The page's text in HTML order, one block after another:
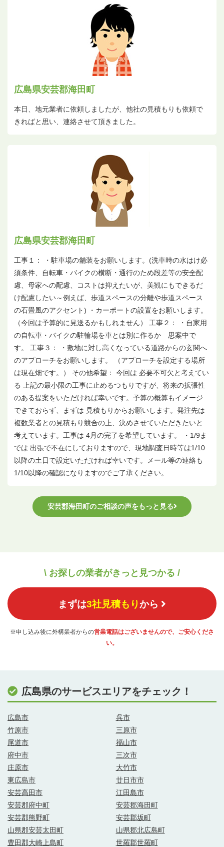
広島県安芸郡海田町
本日、地元業者に依頼しましたが、他社の見積もりも依頼で
きればと思い、連絡させて頂きました。
広島県安芸郡海田町
工事１： ・駐車場の舗装をお願いします。(洗車時の水はけ必
須条件、自転車・バイクの横断・通行のため段差等の安全配
慮、母家への配慮、コストは抑えたいが、美観にもできるだ
け配慮したい～例えば、歩道スペースの分離や歩道スペース
の石畳風のアクセント) ・カーポートの設置をお願いします。
（今回は予算的に見送るかもしれません） 工事２： ・自家用
の自転車・バイクの駐輪場を車とは別に作るか 思案中で
す。 工事３： ・敷地に対し高くなっている道路からの玄関へ
のアプローチをお願いします。 （アプローチを設定する場所
は現在畑です。） その他希望： 今回は 必要不可欠と考えてい
る 上記の最小限の工事に止めるつもりですが、将来の拡張性
のある提案をいただければ幸いです。予算の概算もイメージ
できておらず、まずは 見積もりからお願いします。発注先は
複数業者との見積もり競合の上、決めさせていただきたいと
考えています。工事は 4月の完了を希望しています。 ・1/9ま
では 出張で不在にしておりますので、現地調査日時等は1/10
以降の土日で設定いただければ幸いです。メール等の連絡も
1/10以降の確認になりますのでご了承ください。
安芸郡海田町のご相談の声をもっと見る
\ お探しの業者がきっと見つかる /
まずは3社見積もりから
※申し込み後に外構業者からの営業電話はございませんので、ご安心くださ
い。
広島県のサービスエリアをチェック！
広島市
呉市
竹原市
三原市
尾道市
福山市
府中市
三次市
庄原市
大竹市
東広島市
廿日市市
安芸高田市
江田島市
安芸郡府中町
安芸郡海田町
安芸郡熊野町
安芸郡坂町
山県郡安芸太田町
山県郡北広島町
豊田郡大崎上島町
世羅郡世羅町